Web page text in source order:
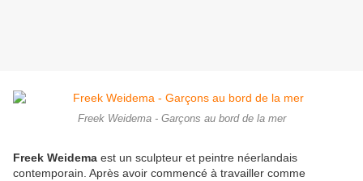
Freek Weidema - Garçons au bord de la mer
Freek Weidema est un sculpteur et peintre néerlandais
contemporain. Après avoir commencé à travailler comme